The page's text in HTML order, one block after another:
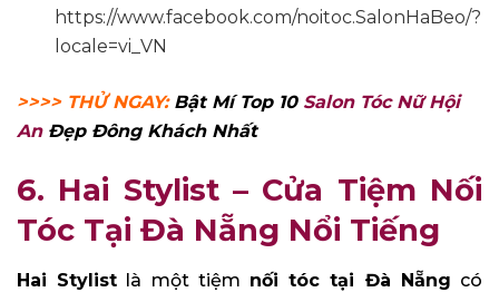
https://www.facebook.com/noitoc.SalonHaBeo/?
locale=vi_VN
>>>> THỬ NGAY: Bật Mí Top 10 Salon Tóc Nữ Hội
AnĐẹp Đông Khách Nhất
6. Hai Stylist – Cửa Tiệm Nối
Tóc Tại Đà Nẵng Nổi Tiếng
Hai Stylist là một tiệm nối tóc tại Đà Nẵng có